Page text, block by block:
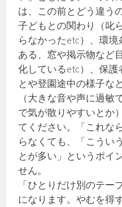
は、この前とどう違う
子どもとの関わり（叱
らなかったetc）、環
ある、窓や掲示物など
化しているetc）、保
とや登園途中の様子な
（大きな音や声に過
で気が散りやすいとか
てください。「これな
らなくても、「こうい
とが多い」というポイ
せん。
「ひとりだけ別のテ
になります。やむを得